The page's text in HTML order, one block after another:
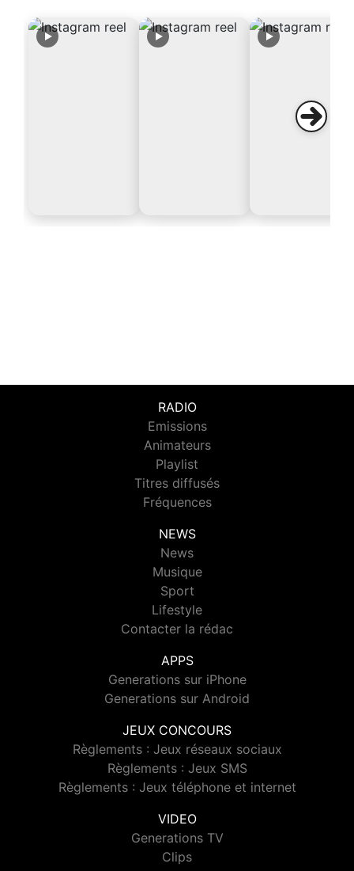
RADIO
Emissions
Animateurs
Playlist
Titres diffusés
Fréquences
NEWS
News
Musique
Sport
Lifestyle
Contacter la rédac
APPS
Generations sur iPhone
Generations sur Android
JEUX CONCOURS
Règlements : Jeux réseaux sociaux
Règlements : Jeux SMS
Règlements : Jeux téléphone et internet
VIDEO
Generations TV
Clips